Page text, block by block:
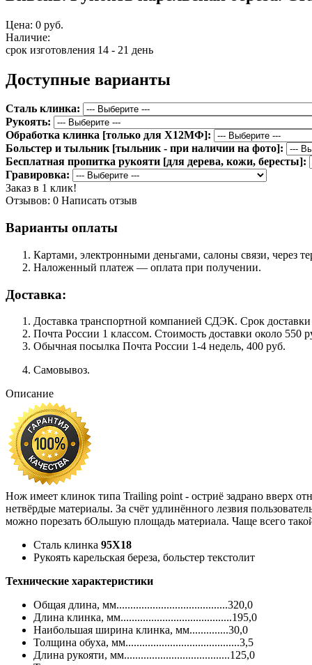
Цена: 0 руб.
Наличие:
срок изготовления 14 - 21 день
Доступные варианты
Сталь клинка:
Рукоять:
Обработка клинка [только для Х12МФ]:
Больстер и тыльник [тыльник - при наличии на фото]:
Бесплатная пропитка рукояти [для дерева, кожи, бересты]:
Гравировка:
Заказ в 1 клик!
Отзывов: 0 Написать отзыв
Варианты оплаты
Картами, электронными деньгами, салоны связи, через
Наложенный платеж — оплата при получении.
Доставка:
Доставка транспортной компанией СДЭК. Срок
Почта России 1 классом. Cтоимость доставки около 550
Обычная посылка Почта России 1-4 недель, 400 руб.
Самовывоз.
Описание
Нож имеет клинок типа Trailing point - остриё задрано вверх
нетвёрдые материалы. За счёт удлинённого лезвия
можно порезать бОльшую площадь материала. Чаще всего
Сталь клинка 95Х18
Рукоять карельская береза, больстер текстолит
Технические характеристики
Общая длина, мм........................................320,0
Длина клинка, мм........................................195,0
Наибольшая ширина клинка, мм..............30,0
Толщина обуха, мм.........................................3,5
Длина рукояти, мм......................................125,0